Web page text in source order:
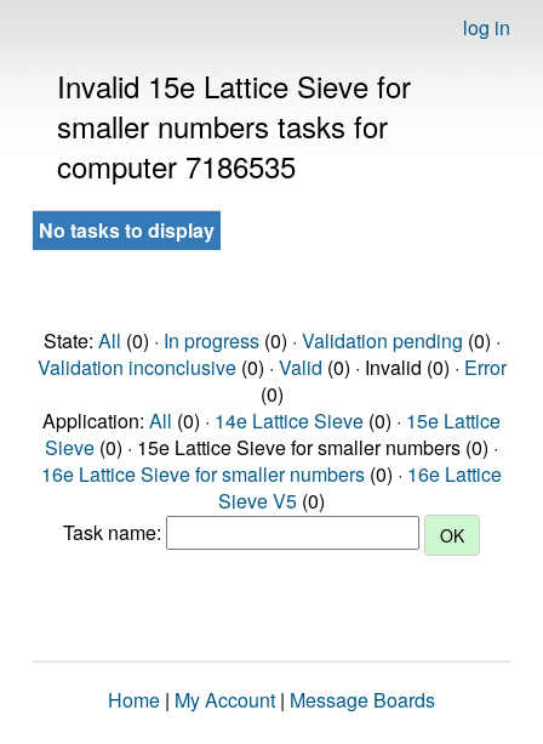
log in
Invalid 15e Lattice Sieve for
smaller numbers tasks for
computer 7186535
No tasks to display
State: All (0) · In progress(0) · Validation pending (0) ·
Validation inconclusive(0) · Valid (0) · Invalid (0) · Error
(0)
Application: All (0) · 14e Lattice Sieve (0) · 15e Lattice
Sieve (0) · 15e Lattice Sieve for smaller numbers (0) ·
16e Lattice Sieve for smaller numbers (0) · 16e Lattice
Sieve V5 (0)
Task name:
Home | My Account | Message Boards